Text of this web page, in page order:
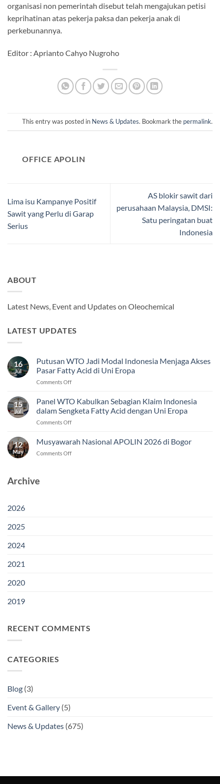
organisasi non pemerintah disebut telah mengajukan petisi
keprihatinan atas pekerja paksa dan pekerja anak di
perkebunannya.
Editor : Aprianto Cahyo Nugroho
This entry was posted in News & Updates. Bookmark the permalink.
OFFICE APOLIN
Lima isu Kampanye Positif
Sawit yang Perlu di Garap
Serius
AS blokir sawit dari
perusahaan Malaysia, DMSI:
Satu peringatan buat
Indonesia
ABOUT
Latest News, Event and Updates on Oleochemical
LATEST UPDATES
16
Jul
Putusan WTO Jadi Modal Indonesia Menjaga Akses
Pasar Fatty Acid di Uni Eropa
Comments Offon
WTO
Jadi
Modal
Indonesia
Akses
15
Jul
Panel WTO Kabulkan Sebagian Klaim Indonesia
dalam Sengketa Fatty Acid dengan Uni Eropa
Comments Offon
WTO
Kabulkan
Sebagian
12
May
Musyawarah Nasional APOLIN 2026 di Bogor
Comments Offon
Archive
2026
2025
2024
2021
2020
2019
RECENT COMMENTS
CATEGORIES
Blog (3)
Event & Gallery (5)
News & Updates (675)